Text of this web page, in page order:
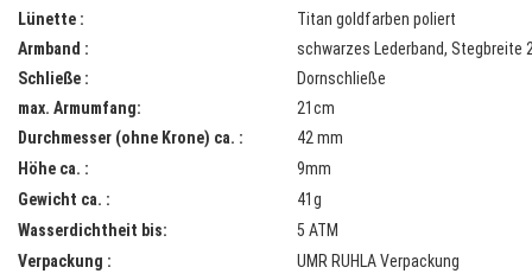
Lünette :
Titan goldfarben poliert
Armband :
schwarzes Lederband, Stegbreite
Schließe :
Dornschließe
max. Armumfang:
21cm
Durchmesser (ohne Krone) ca. :
42 mm
Höhe ca. :
9mm
Gewicht ca. :
41g
Wasserdichtheit bis:
5 ATM
Verpackung :
UMR RUHLAVerpackung